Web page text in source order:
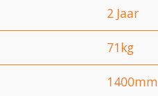
2 Jaar
71kg
1400mm